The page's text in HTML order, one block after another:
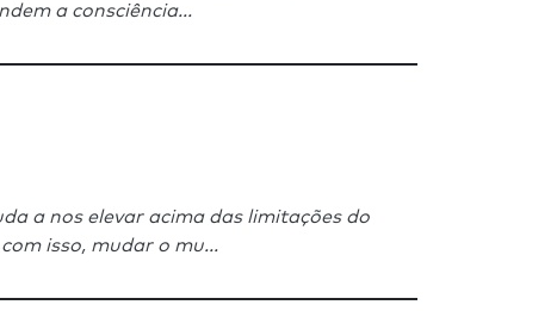
a consciência...
a nos elevar acima das limitações do
isso, mudar o mu...